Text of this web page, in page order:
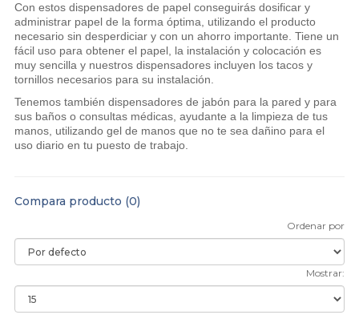
Con estos dispensadores de papel conseguirás dosificar y
administrar papel de la forma óptima, utilizando el producto
necesario sin desperdiciar y con un ahorro importante. Tiene un
fácil uso para obtener el papel, la instalación y colocación es
muy sencilla y nuestros dispensadores incluyen los tacos y
tornillos necesarios para su instalación.
Tenemos también dispensadores de jabón para la pared y para
sus baños o consultas médicas, ayudante a la limpieza de tus
manos, utilizando gel de manos que no te sea dañino para el
uso diario en tu puesto de trabajo.
Compara producto (0)
Ordenar por
Mostrar: